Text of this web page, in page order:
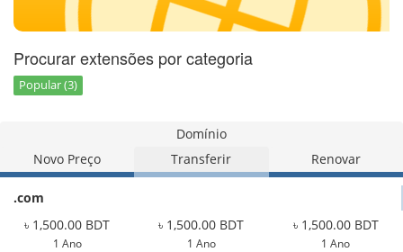
Procurar extensões por categoria
Popular (3)
Domínio
Novo Preço
Transferir Renovar
.com
৳ 1,500.00 BDT
1 Ano
৳ 1,500.00 BDT
1 Ano
৳ 1,500.00 BDT
1 Ano